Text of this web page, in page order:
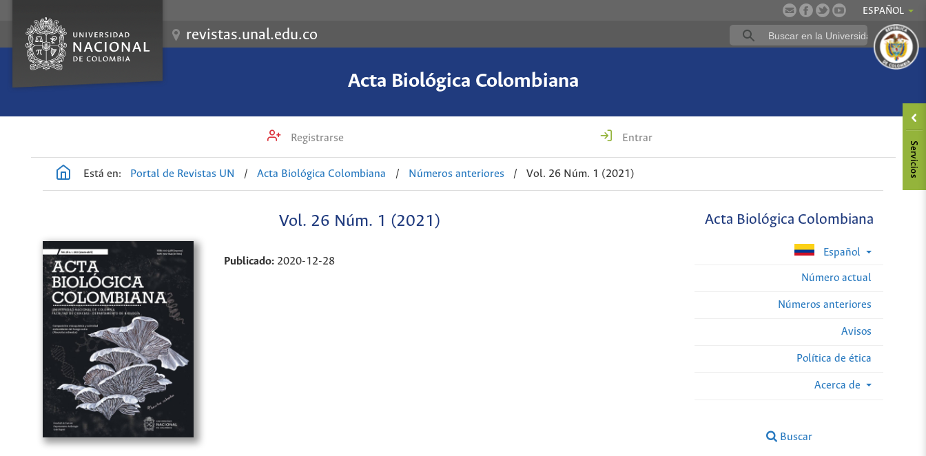
ESPAÑOL
revistas.unal.edu.co
Acta Biológica Colombiana
Registrarse Entrar
Está en: Portal de Revistas UN / Acta Biológica Colombiana / Números anteriores / Vol. 26 Núm. 1 (2021)
Acta Biológica Colombiana
Español
Número actual
Números anteriores
Avisos
Política de ética
Acerca de
Buscar
Vol. 26 Núm. 1 (2021)
Publicado: 2020-12-28